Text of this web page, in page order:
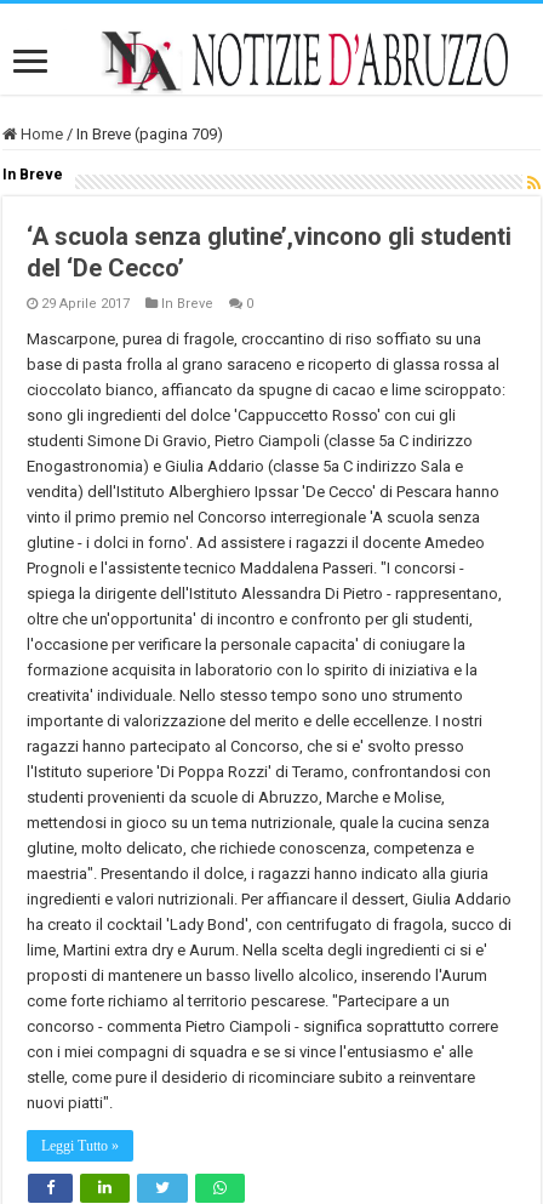
Home / In Breve (pagina 709)
In Breve
‘A scuola senza glutine’,vincono gli studenti
del ‘De Cecco’
29 Aprile 2017 In Breve 0
Mascarpone, purea di fragole, croccantino di riso soffiato su una
base di pasta frolla al grano saraceno e ricoperto di glassa rossa al
cioccolato bianco, affiancato da spugne di cacao e lime sciroppato:
sono gli ingredienti del dolce 'Cappuccetto Rosso' con cui gli
studenti Simone Di Gravio, Pietro Ciampoli (classe 5a C indirizzo
Enogastronomia) e Giulia Addario (classe 5a C indirizzo Sala e
vendita) dell'Istituto Alberghiero Ipssar 'De Cecco' di Pescara hanno
vinto il primo premio nel Concorso interregionale 'A scuola senza
glutine - i dolci in forno'. Ad assistere i ragazzi il docente Amedeo
Prognoli e l'assistente tecnico Maddalena Passeri. "I concorsi -
spiega la dirigente dell'Istituto Alessandra Di Pietro - rappresentano,
oltre che un'opportunita' di incontro e confronto per gli studenti,
l'occasione per verificare la personale capacita' di coniugare la
formazione acquisita in laboratorio con lo spirito di iniziativa e la
creativita' individuale. Nello stesso tempo sono uno strumento
importante di valorizzazione del merito e delle eccellenze. I nostri
ragazzi hanno partecipato al Concorso, che si e' svolto presso
l'Istituto superiore 'Di Poppa Rozzi' di Teramo, confrontandosi con
studenti provenienti da scuole di Abruzzo, Marche e Molise,
mettendosi in gioco su un tema nutrizionale, quale la cucina senza
glutine, molto delicato, che richiede conoscenza, competenza e
maestria". Presentando il dolce, i ragazzi hanno indicato alla giuria
ingredienti e valori nutrizionali. Per affiancare il dessert, Giulia Addario
ha creato il cocktail 'Lady Bond', con centrifugato di fragola, succo di
lime, Martini extra dry e Aurum. Nella scelta degli ingredienti ci si e'
proposti di mantenere un basso livello alcolico, inserendo l'Aurum
come forte richiamo al territorio pescarese. "Partecipare a un
concorso - commenta Pietro Ciampoli - significa soprattutto correre
con i miei compagni di squadra e se si vince l'entusiasmo e' alle
stelle, come pure il desiderio di ricominciare subito a reinventare
nuovi piatti".
Leggi Tutto »